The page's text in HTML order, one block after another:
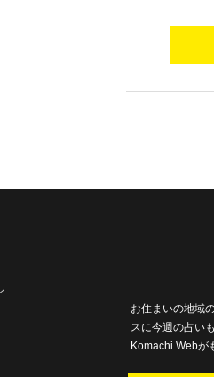
お住まいの地域
スに今週の占い
Komachi Webが